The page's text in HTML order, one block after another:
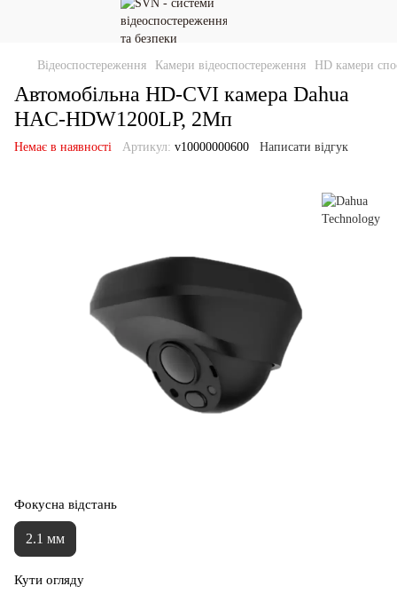
Відеоспостереження Камери відеоспостереження HD камери
Автомобільна HD-CVI камера Dahua
HAC-HDW1200LP, 2Мп
Немає в наявності Артикул: v10000000600 Написати відгук
Фокусна відстань
2.1 мм
Кути огляду